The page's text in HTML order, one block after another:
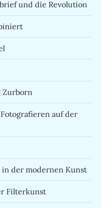
und die Revolution
Zurborn
auf der
der modernen Kunst
Filterkunst